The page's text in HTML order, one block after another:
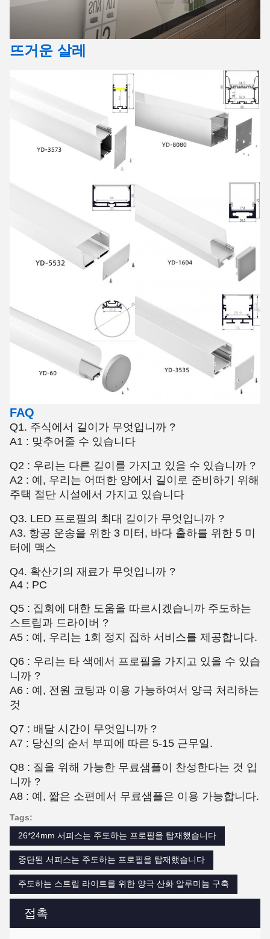
접촉
뜨거운 살레
FAQ
Q1. 주식에서 길이가 무엇입니까 ?
A1 : 맞추어줄 수 있습니다
Q2 : 우리는 다른 길이를 가지고 있을 수 있습니까 ?
A2 : 예, 우리는 어떠한 양에서 길이로 준비하기 위해
주택 절단 시설에서 가지고 있습니다
Q3. LED 프로필의 최대 길이가 무엇입니까 ?
A3. 항공 운송을 위한 3 미터, 바다 출하를 위한 5 미
터에 맥스
Q4. 확산기의 재료가 무엇입니까 ?
A4 : PC
Q5 : 집회에 대한 도움을 따르시겠습니까 주도하는
스트립과 드라이버 ?
A5 : 예, 우리는 1회 정지 집하 서비스를 제공합니다.
Q6 : 우리는 타 색에서 프로필을 가지고 있을 수 있습
니까 ?
A6 : 예, 전원 코팅과 이용 가능하여서 양극 처리하는
것
Q7 : 배달 시간이 무엇입니까 ?
A7 : 당신의 순서 부피에 따른 5-15 근무일.
Q8 : 질을 위해 가능한 무료샘플이 찬성한다는 것 입
니까 ?
A8 : 예, 짧은 소편에서 무료샘플은 이용 가능합니다.
Tags:
26*24mm 서피스는 주도하는 프로필을 탑재했습니다
중단된 서피스는 주도하는 프로필을 탑재했습니다
주도하는 스트립 라이트를 위한 양극 산화 알루미늄 구축